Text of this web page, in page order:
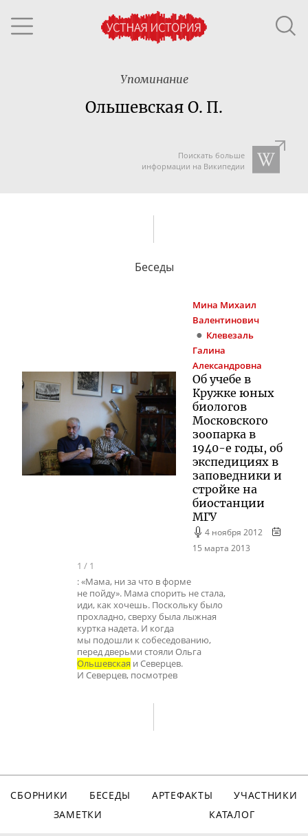
Упоминание
Ольшевская О. П.
Поискать больше
информации на Википедии
Беседы
Мина Михаил
Валентинович
Клевезаль
Галина
Александровна
Об учебе в
Кружке юных
биологов
Московского
зоопарка в
1940-е годы, об
экспедициях в
заповедники и
стройке на
биостанции
МГУ
4 ноября 2012
15 марта 2013
1 / 1
: «Мама, ни за что в форме
не пойду». Мама спорить не стала,
иди, как хочешь. Поскольку было
прохладно, сверху была лыжная
куртка надета. И когда
мы подошли к собеседованию,
перед дверьми стояли Ольга
Ольшевская и Северцев.
И Северцев, посмотрев
СБОРНИКИ БЕСЕДЫ АРТЕФАКТЫ
УЧАСТНИКИ
ЗАМЕТКИ
КАТАЛОГ